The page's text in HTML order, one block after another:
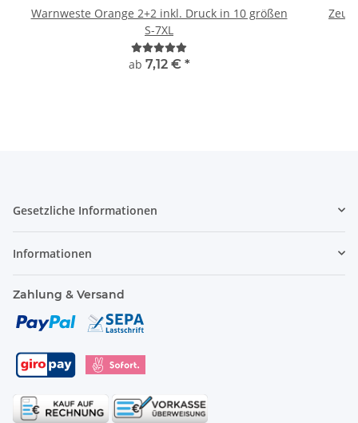
Warnweste Orange 2+2 inkl. Druck in 10 größen
S-7XL
ab 7,12 € *
Gesetzliche Informationen
Informationen
Zahlung & Versand